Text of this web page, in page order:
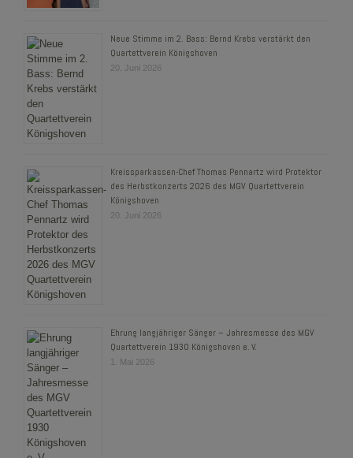
Neue Stimme im 2. Bass: Bernd Krebs verstärkt den
Quartettverein Königshoven
20. Juni 2026
Kreissparkassen-Chef Thomas Pennartz wird Protektor
des Herbstkonzerts 2026 des MGV Quartettverein
Königshoven
20. Juni 2026
Ehrung langjähriger Sänger – Jahresmesse des MGV
Quartettverein 1930 Königshoven e. V.
1. Mai 2026